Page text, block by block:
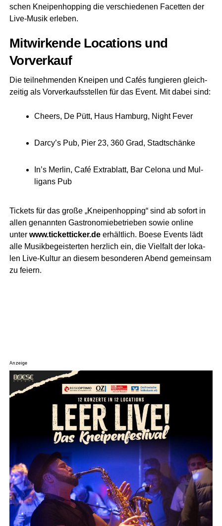
schen Knei­pen­hop­ping die ver­schie­de­nen Facet­ten der
Live-Musik erleben.
Mit­wir­ken­de Loca­ti­ons und
Vorverkauf
Die teil­neh­men­den Knei­pen und Cafés fun­gie­ren gleich­
zei­tig als Vor­ver­kaufs­stel­len für das Event. Mit dabei sind:
Che­ers, De Pütt, Haus Ham­burg, Night Fever
Darcy’s Pub, Pier 23, 360 Grad, Stadtschänke
In’s Mer­lin, Café Extra­blatt, Bar Celo­na und Mul­
ligans Pub
Tickets für das gro­ße „Knei­pen­hop­ping“ sind ab sofort in
allen genann­ten Gas­tro­no­mie­be­trie­ben sowie online
unter www.ticketticker.deerhält­lich. Boe­se Events lädt
alle Musik­be­geis­ter­ten herz­lich ein, die Viel­falt der loka­
len Live-Kul­tur an die­sem beson­de­ren Abend gemein­sam
zu feiern.
Anzeige